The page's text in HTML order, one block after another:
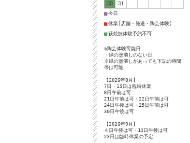
30
31
■今日
■休業(店舗・発送・陶芸体験)
■萩焼技体験予約不可
◎陶芸体験可能日
・緑の塗潰しのない日
※緑の塗潰しがあっても下記の時間
帯は可能
【2026年8月】
7日・15日は臨時休業
8日午前は可
21日午前は可・22日午前は可
24日午後は可・25日午前は可
30日午後は可
【2026年9月】
４日午後は可・13日午後は可
23日は臨時休業の予定